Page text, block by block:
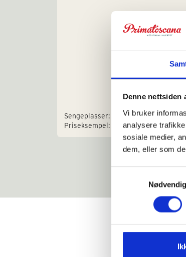
Denne nettsiden
Vi bruker
analysere
sosiale medier,
dem, eller som
Nødvendig
Sengeplasser: 12
Priseksempel: € 5.750 - 8.300